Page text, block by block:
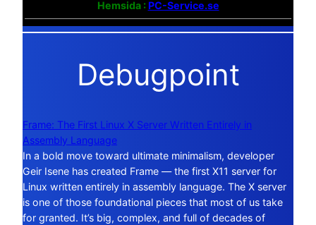
Hemsida :PC-Service.se
Debugpoint
Frame: The First Linux X Server Written Entirely in
Assembly Language
In a bold move toward ultimate minimalism, developer
Geir Isene has created Frame — the first X11 server for
Linux written entirely in assembly language. The X server
is one of those foundational pieces that most of us take
for granted. It’s big, complex, and full of decades of